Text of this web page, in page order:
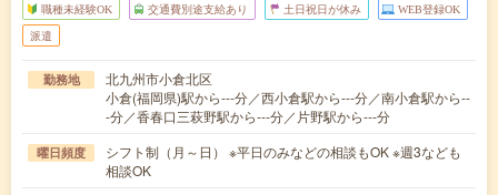
職種未経験OK 交通費別途支給あり 土日祝日が休み WEB登録OK
派遣
勤務地
北九州市小倉北区
小倉(福岡県)駅から---分／西小倉駅から---分／南小倉駅から--
-分／香春口三萩野駅から---分／片野駅から---分
曜日頻度
シフト制（月～日） ※平日のみなどの相談もOK ※週3なども
相談OK